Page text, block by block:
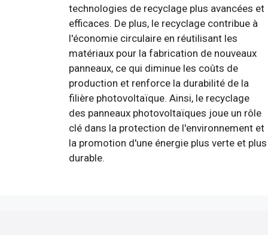
technologies de recyclage plus avancées et
efficaces. De plus, le recyclage contribue à
l'économie circulaire en réutilisant les
matériaux pour la fabrication de nouveaux
panneaux, ce qui diminue les coûts de
production et renforce la durabilité de la
filière photovoltaïque. Ainsi, le recyclage
des panneaux photovoltaïques joue un rôle
clé dans la protection de l'environnement et
la promotion d'une énergie plus verte et plus
durable.